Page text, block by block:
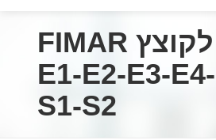
סכין לקוצץ FIMAR
E1-E2-E3-
S1-S2